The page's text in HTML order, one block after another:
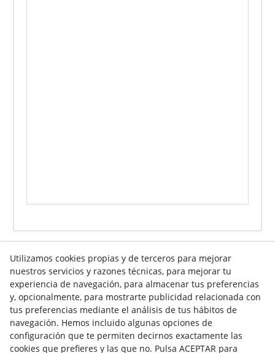
Info venta online
Contacto
Utilizamos cookies propias y de terceros para mejorar
nuestros servicios y razones técnicas, para mejorar tu
experiencia de navegación, para almacenar tus preferencias
y, opcionalmente, para mostrarte publicidad relacionada con
tus preferencias mediante el análisis de tus hábitos de
navegación. Hemos incluido algunas opciones de
configuración que te permiten decirnos exactamente las
cookies que prefieres y las que no. Pulsa ACEPTAR para